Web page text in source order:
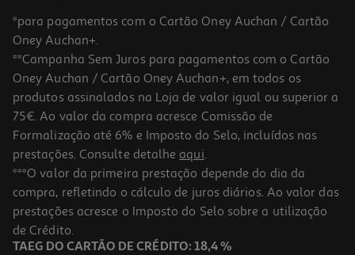
-25%
Champô Ducray Kelual Squanorm Refresh 200ml
63.55 €/Lt
Price reduced from
16,95 €to
12,71 €
Promoção
*para pagamentos com o Cartão Oney Auchan / Cartão
Oney Auchan+.
**Campanha Sem Juros para pagamentos com o Cartão
Oney Auchan / Cartão Oney Auchan+, em todos os
produtos assinalados na Loja de valor igual ou superior a
75€. Ao valor da compra acresce Comissão de
Formalização até 6% e Imposto do Selo, incluídos nas
prestações. Consulte detalhe aqui.
***O valor da primeira prestação depende do dia da
compra, refletindo o cálculo de juros diários. Ao valor das
prestações acresce o Imposto do Selo sobre a utilização
de Crédito.
TAEG DO CARTÃO DE CRÉDITO: 18,4 %